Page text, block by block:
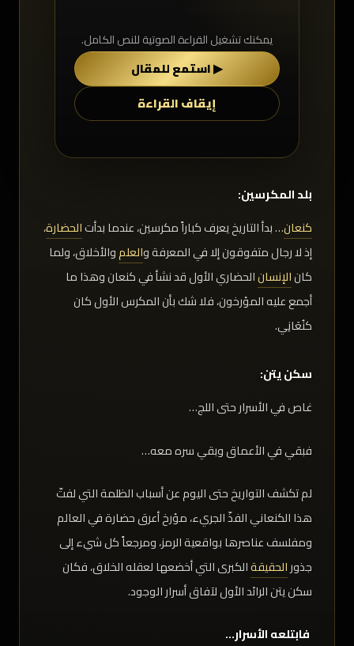
يمكنك تشغيل القراءة الصوتية للنص الكامل.
▶ استمع للمقال
إيقاف القراءة
بلد المكرسين:
كنعان… بدأ التاريخ يعرف كباراً مكرسين، عندما بدأتالحضارة،
إذ لا رجال متفوقون إلا في المعرفة والعلموالأخلاق، ولما
كانالإنسانالحضاري الأول قد نشأ في كنعان وهذا ما
أجمع عليه المؤرخون، فلا شك بأن المكرس الأول كان
کنُعَانِي.
سكن يتن:
غاص في الأسرار حتى اللج…
فبقي في الأعماق وبقي سره معه…
لم تكشف التواريخ حتى اليوم عن أسباب الظلمة التي لفتّ
هذا الكنعاني الفذّ الجريء، مؤرخ أعرق حضارة في العالم
ومفلسف عناصرها بواقعية الرمز، ومرجعاً كل شيء إلى
جذورالحقيقةالكبرى التي أخضعها لعقله الخلاق، فكان
سكن يتن الرائد الأول لآفاق أسرار الوجود.
فابتلعه الأسرار…